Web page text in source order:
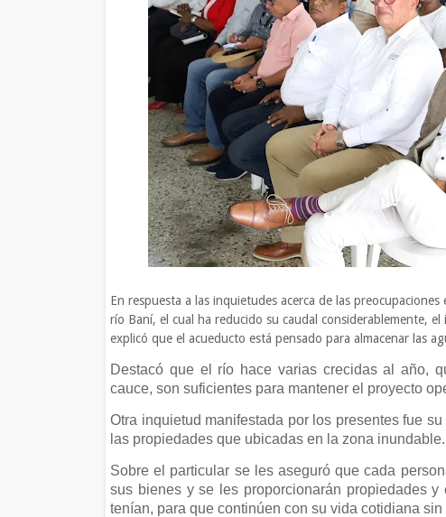
En respuesta a las inquietudes acerca de las
río Baní, el cual ha reducido su caudal considerablemente,
explicó que el acueducto está pensado para almacenar las
Destacó que el río hace varias crecidas al año,
cauce, son suficientes para mantener el proyecto
Otra inquietud manifestada por los presentes fue
las propiedades que ubicadas en la zona inundable.
Sobre el particular se les aseguró que cada
sus bienes y se les proporcionarán propiedades
tenían, para que continúen con su vida cotidiana